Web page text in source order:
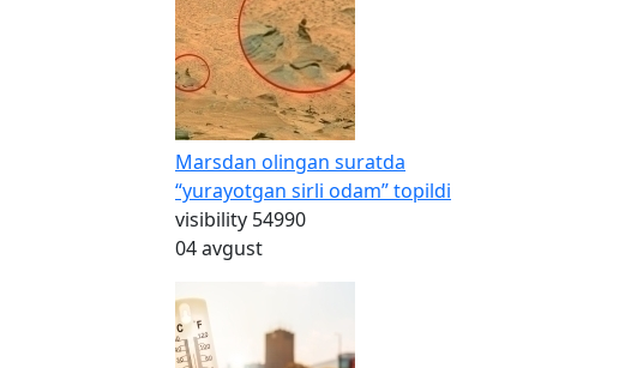
Marsdan olingan suratda
“yurayotgan sirli odam” topildi
visibility 54990
04 avgust